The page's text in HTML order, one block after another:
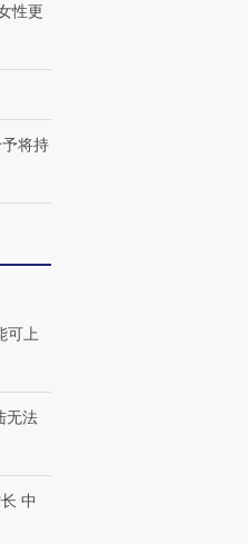
性更
将持
可上
无法
中